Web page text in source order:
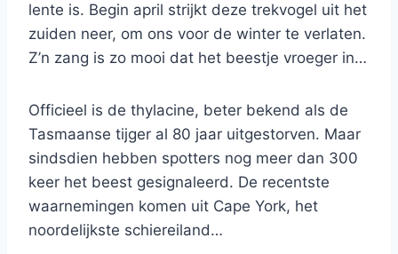
lente is. Begin april strijkt deze trekvogel uit het
zuiden neer, om ons voor de winter te verlaten.
Z’n zang is zo mooi dat het beestje vroeger in…
Officieel is de thylacine, beter bekend als de
Tasmaanse tijger al 80 jaar uitgestorven. Maar
sindsdien hebben spotters nog meer dan 300
keer het beest gesignaleerd. De recentste
waarnemingen komen uit Cape York, het
noordelijkste schiereiland…